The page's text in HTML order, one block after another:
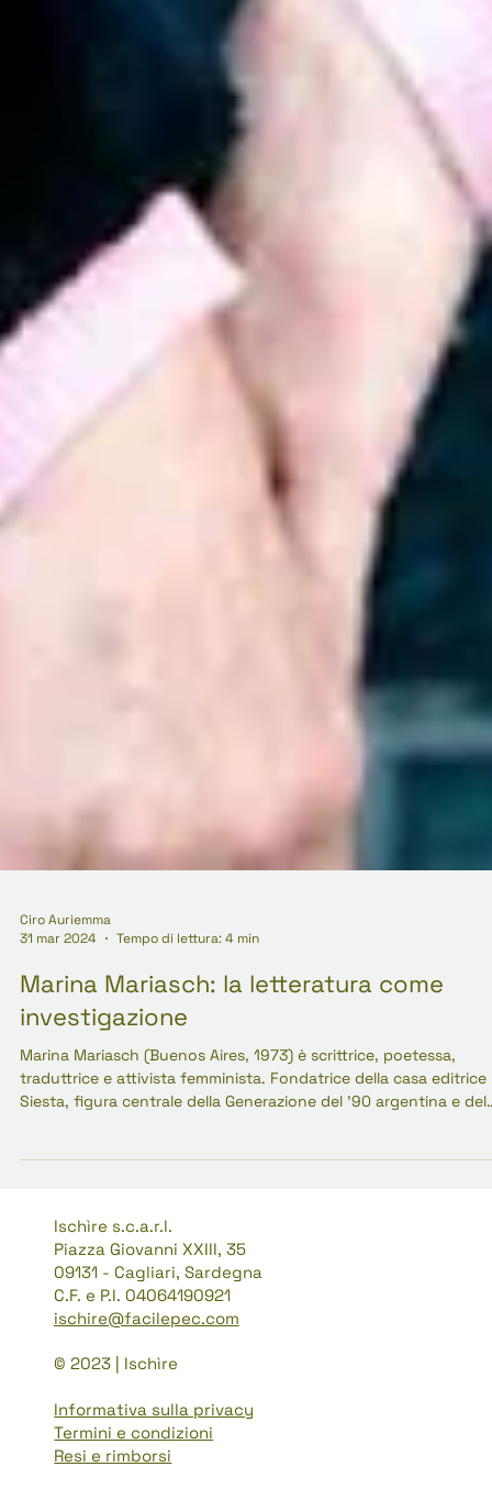
Ciro Auriemma
31 mar 2024
Tempo di lettura: 4 min
Marina Mariasch: la letteratura come
Siesta, figura centrale della Generazione del '90 argentina e del
movimento Ni Una Menos, costruisce una letteratura che rifiuta
classificazioni e intreccia investigazione teorica,
formale e impegno politico.
Ischìre s.c.a.r.l.
09131 - Cagliari, Sardegna
C.F. e P.I. 04064190921
ischire@facilepec.com